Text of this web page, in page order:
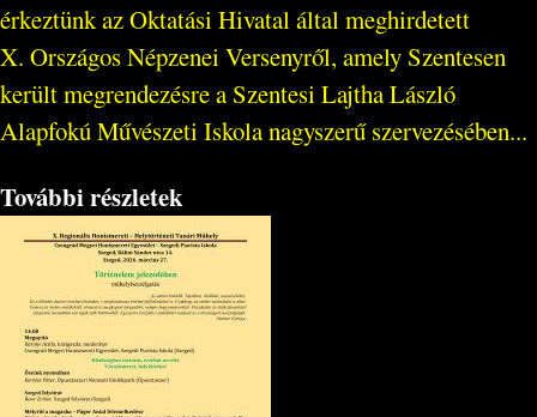
érkeztünk az Oktatási Hivatal által meghirdetett
X. Országos Népzenei Versenyről, amely Szentesen
került megrendezésre a Szentesi Lajtha László
Alapfokú Művészeti Iskola nagyszerű szervezésében...
További részletek